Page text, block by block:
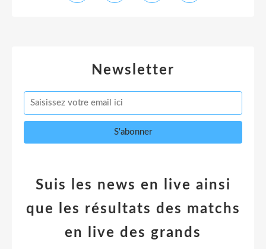
Newsletter
Suis les news en live ainsi
que les résultats des matchs
en live des grands